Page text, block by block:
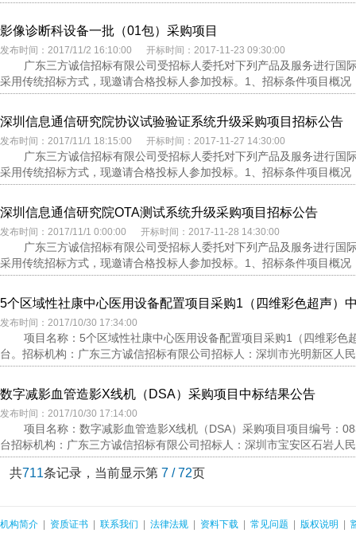
影像诊断科设备一批（01包）采购项目
发布时间：2017/11/2 16:10:00 开标时间：2017-11-23 09:30:00
广东三方诚信招标有限公司受招标人委托对下列产品及服务进行
采用传统招标方式，现邀请合格投标人参加投标。1、招标条件项目概况
深圳信息通信研究院协议试验验证系统升级采购项目招标公告
发布时间：2017/11/1 18:15:00 开标时间：2017-11-27 14:30:00
广东三方诚信招标有限公司受招标人委托对下列产品及服务进行
采用传统招标方式，现邀请合格投标人参加投标。1、招标条件项目概况
深圳信息通信研究院OTA测试系统升级采购项目招标公告
发布时间：2017/11/1 0:00:00 开标时间：2017-11-28 14:30:00
广东三方诚信招标有限公司受招标人委托对下列产品及服务进行
采用传统招标方式，现邀请合格投标人参加投标。1、招标条件项目概况
5个区域性社康中心医用设备配置项目采购1（四维彩色超声）
发布时间：2017/10/30 17:34:00
项目名称：5个区域性社康中心医用设备配置项目采购1（四维彩
台。招标机构：广东三方诚信招标有限公司招标人：深圳市光明新区人
数字减影血管造影X线机（DSA）采购项目中标结果公告
发布时间：2017/10/30 17:14:00
项目名称：数字减影血管造影X线机（DSA）采购项目项目编号：
台招标机构：广东三方诚信招标有限公司招标人：深圳市宝安区石岩人
共711条记录，当前显示第 7 / 72页
机构简介 资质证书 联系我们 法律法规 资料下载 常见问题 版权说明